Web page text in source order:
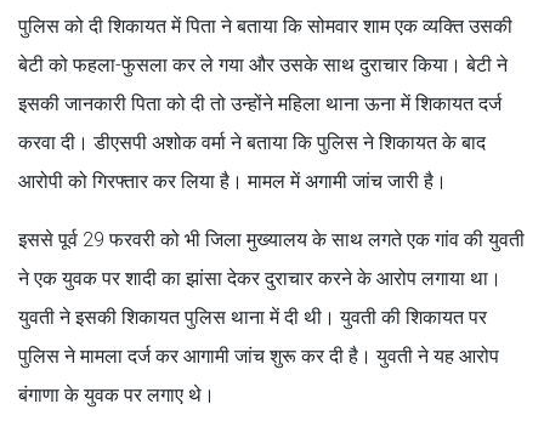
पुलिस को दी शिकायत में पिता ने बताया कि सोमवार शाम एक व्यक्ति उसकी
बेटी को फहला-फुसला कर ले गया और उसके साथ दुराचार किया। बेटी ने
इसकी जानकारी पिता को दी तो उन्होंने महिला थाना ऊना में शिकायत दर्ज
करवा दी। डीएसपी अशोक वर्मा ने बताया कि पुलिस ने शिकायत के बाद
आरोपी को गिरफ्तार कर लिया है। मामल में अगामी जांच जारी है।
इससे पूर्व 29 फरवरी को भी जिला मुख्यालय के साथ लगते एक गांव की युवती
ने एक युवक पर शादी का झांसा देकर दुराचार करने के आरोप लगाया था।
युवती ने इसकी शिकायत पुलिस थाना में दी थी। युवती की शिकायत पर
पुलिस ने मामला दर्ज कर आगामी जांच शुरू कर दी है। युवती ने यह आरोप
बंगाणा के युवक पर लगाए थे।